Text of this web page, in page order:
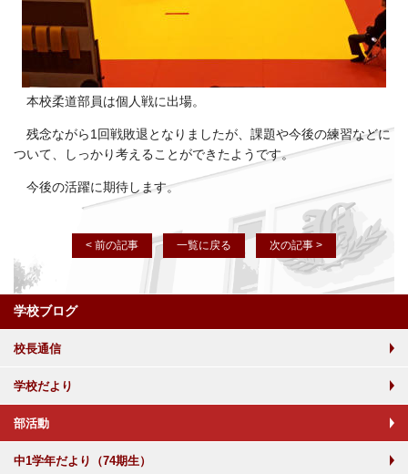
本校柔道部員は個人戦に出場。
残念ながら1回戦敗退となりましたが、課題や今後の練習などに
ついて、しっかり考えることができたようです。
今後の活躍に期待します。
< 前の記事 一覧に戻る 次の記事 >
学校ブログ
校長通信
学校だより
部活動
中1学年だより（74期生）